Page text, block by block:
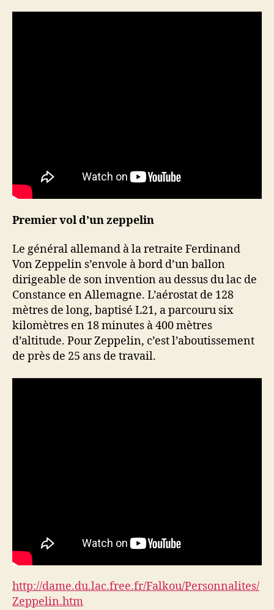
Premier vol d’un zeppelin
Le général allemand à la retraite Ferdinand
Von Zeppelin s’envole à bord d’un ballon
dirigeable de son invention au dessus du lac de
Constance en Allemagne. L’aérostat de 128
mètres de long, baptisé L21, a parcouru six
kilomètres en 18 minutes à 400 mètres
d’altitude. Pour Zeppelin, c’est l’aboutissement
de près de 25 ans de travail.
http://dame.du.lac.free.fr/Falkou/Personnalites/
Zeppelin.htm